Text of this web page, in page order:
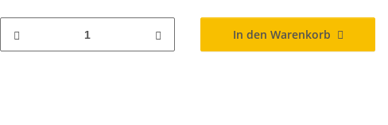
In den Warenkorb